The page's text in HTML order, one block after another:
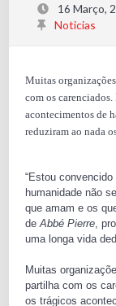
16 Março,
Noticias
Muitas
com os
acontecimentos de
reduziram ao nada
“Estou
humanidade não
que amam e os
deAbbé Pierre,
uma longa vida
Muitas
partilha com os
os trágicos